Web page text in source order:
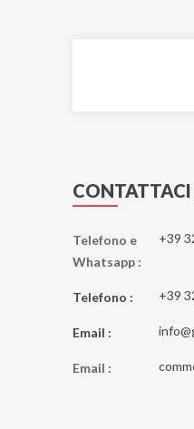
CONTATTACI
Telefono e
Whatsapp :
+39
Telefono : +39
Email :
Email :